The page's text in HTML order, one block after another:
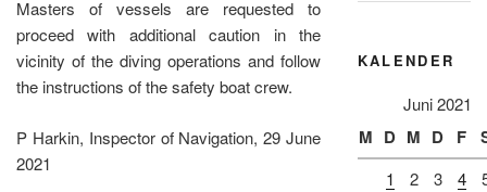
Masters of vessels are requested to
proceed with additional caution in the
vicinity of the diving operations and follow
the instructions of the safety boat crew.
P Harkin, Inspector of Navigation, 29 June
2021
KALENDER
Juni 2021
M D M D F
1 2 3 4